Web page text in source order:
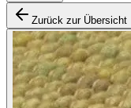
Zurück zur Übersicht